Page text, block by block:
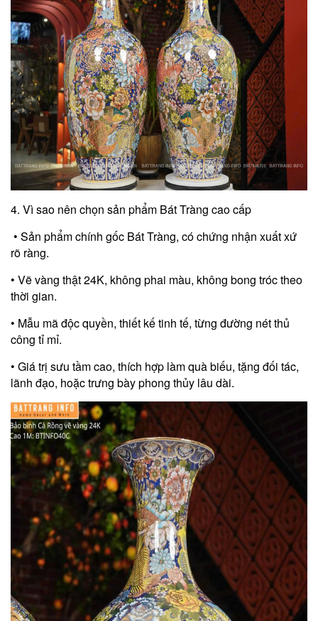
4. Vì sao nên chọn sản phẩm Bát Tràng cao cấp
• Sản phẩm chính gốc Bát Tràng, có chứng nhận xuất xứ
rõ ràng.
• Vẽ vàng thật 24K, không phai màu, không bong tróc theo
thời gian.
• Mẫu mã độc quyền, thiết kế tinh tế, từng đường nét thủ
công tỉ mỉ.
• Giá trị sưu tầm cao, thích hợp làm quà biếu, tặng đối tác,
lãnh đạo, hoặc trưng bày phong thủy lâu dài.